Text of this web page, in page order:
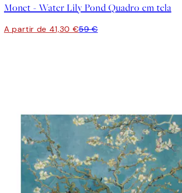
Monet - Water Lily Pond Quadro em tela
A partir de 41,30 €59 €